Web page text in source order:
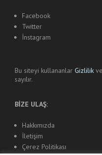
Facebook
Twitter
İnstagram
Bu siteyi kullananlar Gizlilik ve
sayılır.
BİZE ULAŞ:
Hakkımızda
İletişim
Çerez Politikası